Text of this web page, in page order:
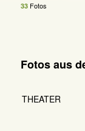
33Fotos
Fotos aus
THEATER